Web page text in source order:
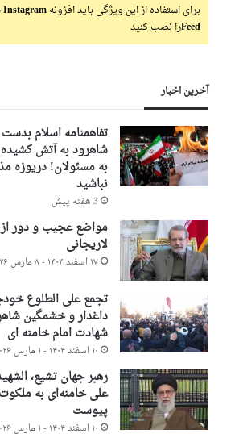
برای استفاده از این ویژگی باید افزونهInstagram
Feedرا نصب کنید
آخرین اخبار
تفاهمنامه اسلام
شاهرود به آتش
به مسئولان! دریوزه
نباشید
3 هفته پیش
مواضع عجیب و دور از
لاریجانی
۱۷ اسفند ۱۴۰۴ - ۸ مارس ۲۰۲۶
تجمع علی الطلوع
داغدار و خشمگین
شهادت امام خامنه ای
۱۰ اسفند ۱۴۰۴ - ۱ مارس ۲۰۲۶
رهبر جهان تشیع،
علی خامنه‌ای به
پیوست
۱۰ اسفند ۱۴۰۴ - ۱ مارس ۲۰۲۶